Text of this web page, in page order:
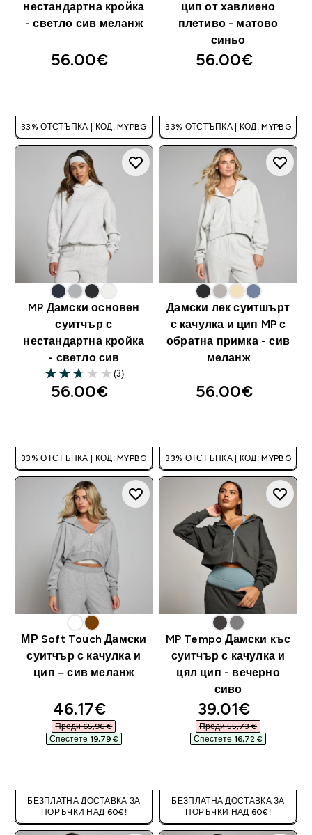
нестандартна кройка
- светло сив меланж
56.00€‎
33% ОТСТЪПКА | КОД: MYPBG
цип от хавлиено
плетиво - матово
синьо
56.00€‎
33% ОТСТЪПКА | КОД: MYPBG
MP Дамски основен
суитчър с
нестандартна кройка
- светло сив
2.67 out of 5 stars
(3)
56.00€‎
33% ОТСТЪПКА | КОД: MYPBG
Дамски лек суитшърт
с качулка и цип MP с
обратна примка - сив
меланж
56.00€‎
33% ОТСТЪПКА | КОД: MYPBG
МР Soft Touch Дамски
суитчър с качулка и
цип – сив меланж
discounted price
46.17€‎
Преди 65,96 €‎
Спестете 19,79 €‎
БЕЗПЛАТНА ДОСТАВКА ЗА
ПОРЪЧКИ НАД 60€!
MP Tempo Дамски къс
суитчър с качулка и
цял цип - вечерно
сиво
discounted
39.01€‎
Преди 55,73 €‎
Спестете 16,72 €‎
БЕЗПЛАТНА ДОСТАВКА ЗА
ПОРЪЧКИ НАД 60€!